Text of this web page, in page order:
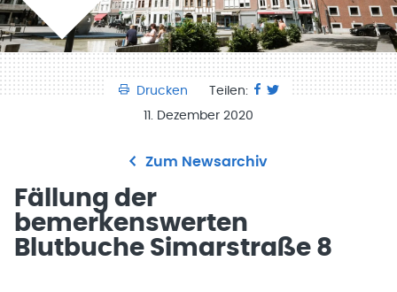
Drucken
Teilen:
11. Dezember 2020
Zum Newsarchiv
Fällung der
bemerkenswerten
Blutbuche Simarstraße 8